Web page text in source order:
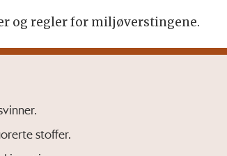
og regler for miljøverstingene.
stoffer.